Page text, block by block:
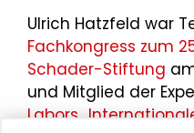
Ulrich Hatzfeld war
Fachkongress zum
Schader-Stiftung
und Mitglied der
Labors